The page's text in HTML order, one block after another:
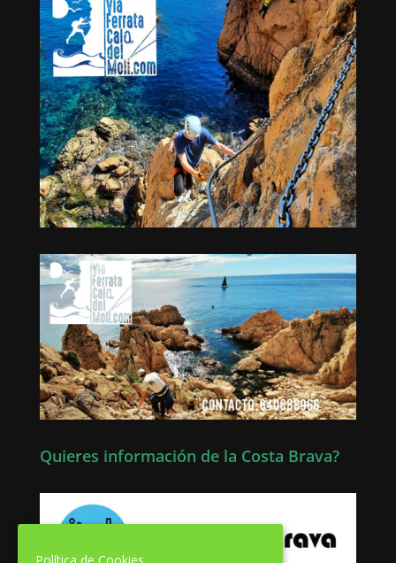
Quieres información de la Costa Brava?
Política de Cookies